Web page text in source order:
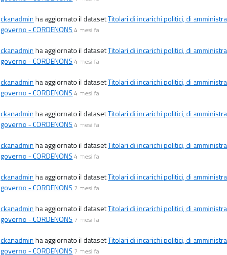
ckanadminha aggiornato il datasetTitolari di incarichi politici, di
governo - CORDENONS 4 mesi fa
ckanadminha aggiornato il datasetTitolari di incarichi politici, di
governo - CORDENONS 4 mesi fa
ckanadminha aggiornato il datasetTitolari di incarichi politici, di
governo - CORDENONS 4 mesi fa
ckanadminha aggiornato il datasetTitolari di incarichi politici, di
governo - CORDENONS 4 mesi fa
ckanadminha aggiornato il datasetTitolari di incarichi politici, di
governo - CORDENONS 4 mesi fa
ckanadminha aggiornato il datasetTitolari di incarichi politici, di
governo - CORDENONS 7 mesi fa
ckanadminha aggiornato il datasetTitolari di incarichi politici, di
governo - CORDENONS 7 mesi fa
ckanadminha aggiornato il datasetTitolari di incarichi politici, di
governo - CORDENONS 7 mesi fa